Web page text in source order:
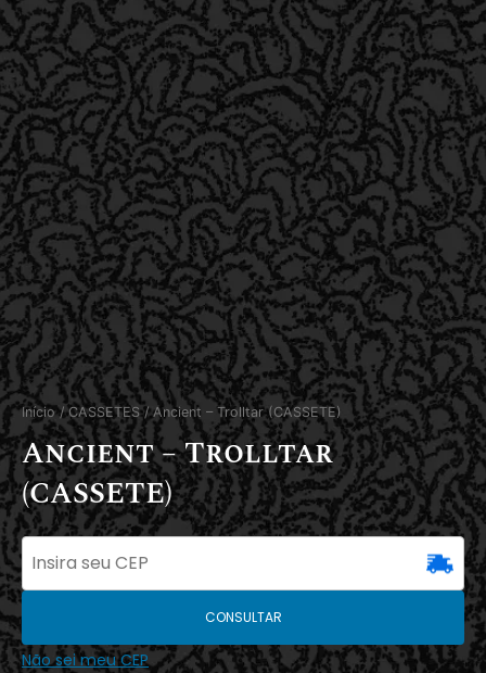
Início/CASSETES/ Ancient – Trolltar (CASSETE)
Ancient – Trolltar
(CASSETE)
CONSULTAR
Não sei meu CEP